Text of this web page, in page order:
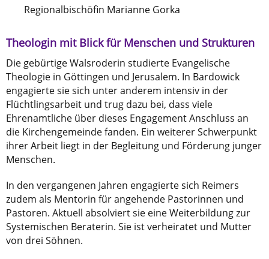
Regionalbischöfin Marianne Gorka
Theologin mit Blick für Menschen und Strukturen
Die gebürtige Walsroderin studierte Evangelische
Theologie in Göttingen und Jerusalem. In Bardowick
engagierte sie sich unter anderem intensiv in der
Flüchtlingsarbeit und trug dazu bei, dass viele
Ehrenamtliche über dieses Engagement Anschluss an
die Kirchengemeinde fanden. Ein weiterer Schwerpunkt
ihrer Arbeit liegt in der Begleitung und Förderung junger
Menschen.
In den vergangenen Jahren engagierte sich Reimers
zudem als Mentorin für angehende Pastorinnen und
Pastoren. Aktuell absolviert sie eine Weiterbildung zur
Systemischen Beraterin. Sie ist verheiratet und Mutter
von drei Söhnen.